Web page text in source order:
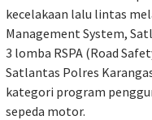
kecelakaan lalu lintas
Management System,
3 lomba RSPA (Road
Satlantas Polres
kategori program
sepeda motor.